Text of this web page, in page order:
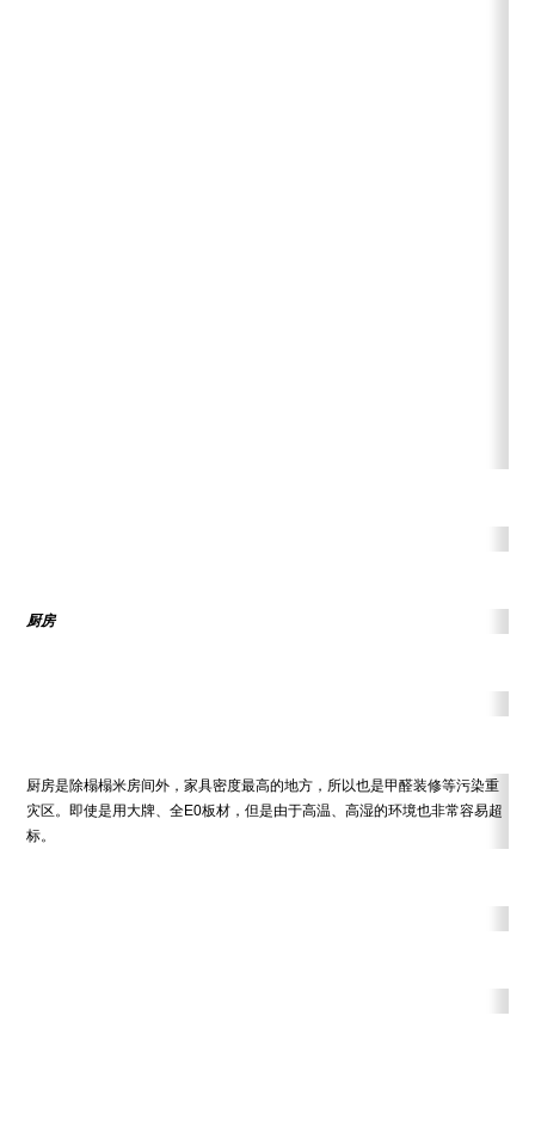
厨房
厨房是除榻榻米房间外，家具密度最高的地方，所以也是甲醛装修等污染重
灾区。即使是用大牌、全E0板材，但是由于高温、高湿的环境也非常容易超
标。